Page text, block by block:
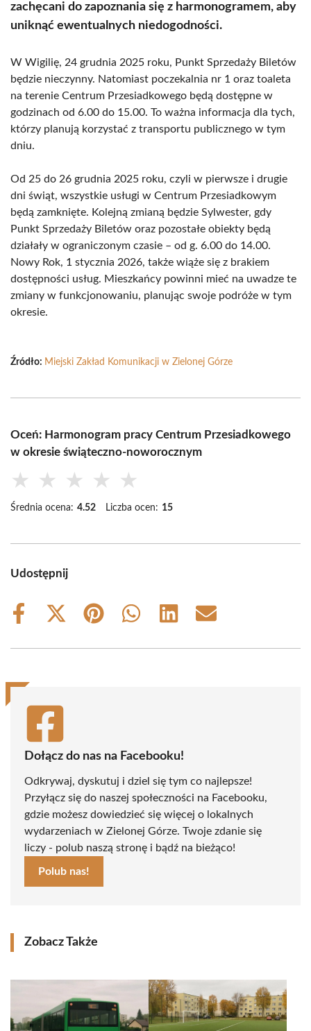
zachęcani do zapoznania się z harmonogramem, aby
uniknąć ewentualnych niedogodności.
W Wigilię, 24 grudnia 2025 roku, Punkt Sprzedaży Biletów
będzie nieczynny. Natomiast poczekalnia nr 1 oraz toaleta
na terenie Centrum Przesiadkowego będą dostępne w
godzinach od 6.00 do 15.00. To ważna informacja dla tych,
którzy planują korzystać z transportu publicznego w tym
dniu.
Od 25 do 26 grudnia 2025 roku, czyli w pierwsze i drugie
dni świąt, wszystkie usługi w Centrum Przesiadkowym
będą zamknięte. Kolejną zmianą będzie Sylwester, gdy
Punkt Sprzedaży Biletów oraz pozostałe obiekty będą
działały w ograniczonym czasie – od g. 6.00 do 14.00.
Nowy Rok, 1 stycznia 2026, także wiąże się z brakiem
dostępności usług. Mieszkańcy powinni mieć na uwadze te
zmiany w funkcjonowaniu, planując swoje podróże w tym
okresie.
Źródło: Miejski Zakład Komunikacji w Zielonej Górze
Oceń: Harmonogram pracy Centrum Przesiadkowego
w okresie świąteczno-noworocznym
★ ★ ★ ★ ★
Średnia ocena: 4.52 Liczba ocen: 15
Udostępnij
Share
Share
(Twitter)
Share
Share
Share
Share
Dołącz do nas na Facebooku!
Odkrywaj, dyskutuj i dziel się tym co najlepsze!
Przyłącz się do naszej społeczności na Facebooku,
gdzie możesz dowiedzieć się więcej o lokalnych
wydarzeniach w Zielonej Górze. Twoje zdanie się
liczy - polub naszą stronę i bądź na bieżąco!
Polub nas!
Zobacz Także